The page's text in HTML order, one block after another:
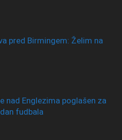
pred Birmingem: Želim na
nad Englezima poglašen za
fudbala